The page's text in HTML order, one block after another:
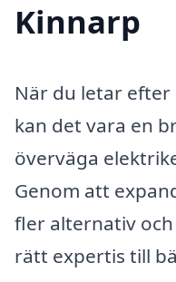
Kinnarp
När du letar efter
kan det vara en
överväga
Genom att
fler alternativ
rätt expertis till